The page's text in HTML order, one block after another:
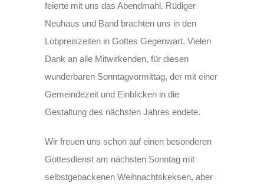
feierte mit uns das Abendmahl. Rüdiger
Neuhaus und Band brachten uns in den
Lobpreiszeiten in Gottes Gegenwart. Vielen
Dank an alle Mitwirkenden, für diesen
wunderbaren Sonntagvormittag, der mit einer
Gemeindezeit und Einblicken in die
Gestaltung des nächsten Jahres endete.
Wir freuen uns schon auf einen besonderen
Gottesdienst am nächsten Sonntag mit
selbstgebackenen Weihnachtskeksen, aber